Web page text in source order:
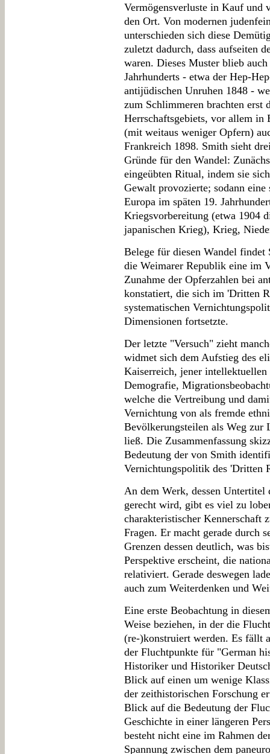
Vermögensverluste in Kauf und
den Ort. Von modernen
unterschieden sich diese
zuletzt dadurch, dass aufseiten
waren. Dieses Muster blieb
Jahrhunderts - etwa der Hep-
antijüdischen Unruhen 1848 -
zum Schlimmeren brachten erst
Herrschaftsgebiets, vor allem in
(mit weitaus weniger Opfern)
Frankreich 1898. Smith sieht
Gründe für den Wandel:
eingeübten Ritual, indem sie
Gewalt provozierte; sodann
Europa im späten 19.
Kriegsvorbereitung (etwa 1904
japanischen Krieg), Krieg,
Belege für diesen Wandel
die Weimarer Republik eine im
Zunahme der Opferzahlen bei
konstatiert, die sich im 'Dritten
systematischen
Dimensionen fortsetzte.
Der letzte "Versuch" zieht
widmet sich dem Aufstieg des
Kaiserreich, jener
Demografie,
welche die Vertreibung und
Vernichtung von als fremde
Bevölkerungsteilen als Weg zur
ließ. Die Zusammenfassung
Bedeutung der von Smith
Vernichtungspolitik des 'Dritten
An dem Werk, dessen
gerecht wird, gibt es viel zu
charakteristischer Kennerschaft
Fragen. Er macht gerade durch
Grenzen dessen deutlich, was
Perspektive erscheint, die
relativiert. Gerade deswegen
auch zum Weiterdenken und
Eine erste Beobachtung in
Weise beziehen, in der die
(re-)konstruiert werden. Es fällt
der Fluchtpunkte für "German
Historiker und Historiker
Blick auf einen um wenige
der zeithistorischen Forschung
Blick auf die Bedeutung der
Geschichte in einer längeren
besteht nicht eine im Rahmen
Spannung zwischen dem